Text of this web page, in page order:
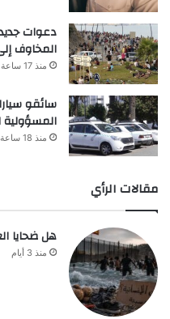
دعوات
المخاوف
منذ 17 ساعة
سائقو
المسؤولية
منذ 18 ساعة
مقالات الرأي
هل ضحايا
منذ 3 أيام